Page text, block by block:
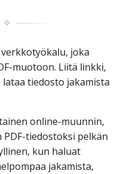
✧
verkkotyökalu, joka
muotoon. Liitä linkki,
lataa tiedosto jakamista
online-muunnin,
tiedostoksi pelkän
kun haluat
jakamista,